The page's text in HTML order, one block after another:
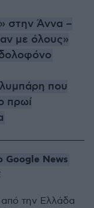
στην Άννα –
με όλους»
δολοφόνο
που
πρωί
Google News
από την Ελλάδα